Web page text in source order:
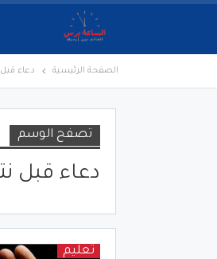
الصفحة الرئيسية دعاء قبل
تصفح الوسم
دعاء قبل
تعليم